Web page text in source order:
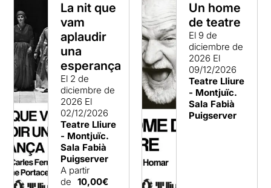
La nit que
vam
aplaudir
una
esperança
El 2 de
diciembre de
2026 El
02/12/2026
Teatre Lliure
- Montjuïc.
Sala Fabià
Puigserver
A partir
de 10,00€
Un home
de teatre
El 9 de
diciembre de
2026 El
09/12/2026
Teatre Lliure
- Montjuïc.
Sala Fabià
Puigserver